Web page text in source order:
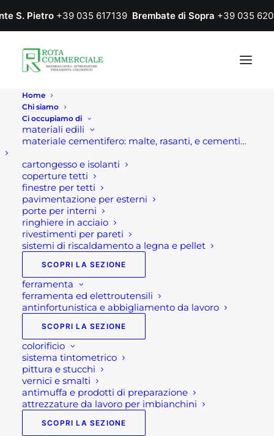
S. Pietro +39 035 617139 Brembate di Sopra +39 035
Home
Chi siamo
Ci occupiamo di
materiali edili
materiale cementifero: malte, rasanti, e cementi…
cartongesso e isolanti
coperture tetti
finestre per tetti
pavimentazione per esterni
porte per interni
ringhiere in acciaio
rivestimenti per pareti
sistemi di riscaldamento a legna e pellet
SCOPRI LA SEZIONE
ferramenta
ferramenta ed elettroutensili
antinfortunistica e abbigliamento da lavoro
SCOPRI LA SEZIONE
colorificio
sistema tintometrico
pittura e stucchi
vernici e smalti
antimuffa e prodotti di preparazione
attrezzature da lavoro per imbianchini
SCOPRI LA SEZIONE
Home RASANTI ECC..
RASANTI ECC..